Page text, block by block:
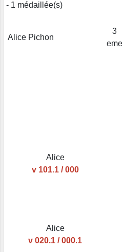
- 1 médaillée(s)
Alice Pichon
3
eme
Alice
v 101.1 / 000
Alice
v 020.1 / 000.1